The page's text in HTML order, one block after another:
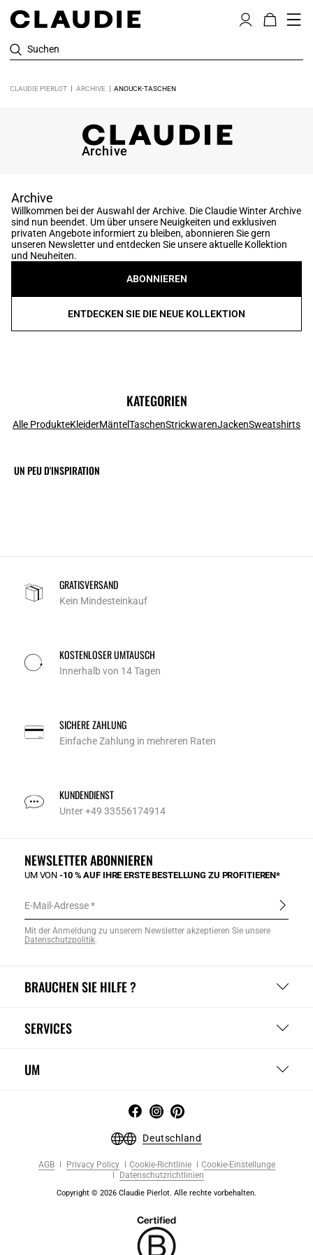
Suchen
CLAUDIE PIERLOT ARCHIVE ANOUCK-TASCHEN
Archive
Archive
Willkommen bei der Auswahl der Archive. Die Claudie Winter Archive
sind nun beendet. Um über unsere Neuigkeiten und exklusiven
privaten Angebote informiert zu bleiben, abonnieren Sie gern
unseren Newsletter und entdecken Sie unsere aktuelle Kollektion
und Neuheiten.
ABONNIEREN
ENTDECKEN SIE DIE NEUE KOLLEKTION
KATEGORIEN
Alle ProdukteKleiderMäntelTaschenStrickwarenJackenSweatshirts
UN PEU D'INSPIRATION
GRATISVERSAND
Kein Mindesteinkauf
KOSTENLOSER UMTAUSCH
Innerhalb von 14 Tagen
SICHERE ZAHLUNG
Einfache Zahlung in mehreren Raten
KUNDENDIENST
Unter +49 33556174914
BRAUCHEN SIE HILFE ?
SERVICES
UM
NEWSLETTER ABONNIEREN
UM VON-10 % AUF IHRE ERSTE BESTELLUNG ZU PROFITIEREN*
E-Mail-Adresse
Mit der Anmeldung zu unserem Newsletter akzeptieren Sie unsere
Datenschutzpolitik.
Deutschland
AGB Privacy Policy Cookie-Richtlinie
Cookie-Einstellunge
Datenschutzrichtlinien
Copyright © 2026 Claudie Pierlot. Alle rechte vorbehalten.